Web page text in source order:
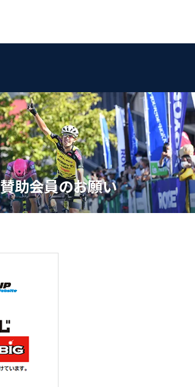
賛助会員のお願い